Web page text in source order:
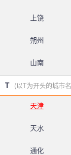
上饶
朔州
山南
T (以T为开头的城市
天津
天水
通化